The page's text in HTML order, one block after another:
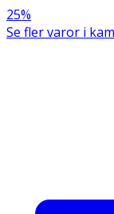
25%
Se fler varor i